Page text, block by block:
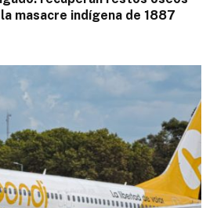
masacre indígena de 1887